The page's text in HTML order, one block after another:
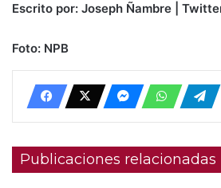
Escrito por: Joseph Ñambre |
Foto: NPB
Publicaciones relacionadas